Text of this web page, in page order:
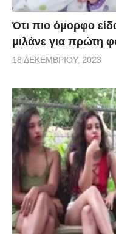
Ότι πιο όμορφο
μιλάνε για πρώτη
18 ΔΕΚΕΜΒΡΊΟΥ, 2023